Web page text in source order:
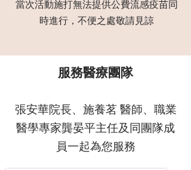
當次活動施打無法提供公費流感疫苗同
時進行，不便之處敬請見諒
服務醫療團隊
張安華院長、 施養茗 醫師、 職業
醫學專家龔晏平主任及同團隊成
員一起為您服務